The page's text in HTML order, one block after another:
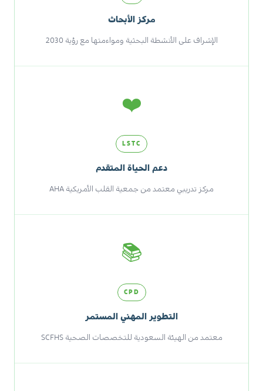
مركز الأبحاث
الإشراف على الأنشطة البحثية ومواءمتها مع رؤية 2030
❤️
LSTC
دعم الحياة المتقدم
مركز تدريبي معتمد من جمعية القلب الأمريكية AHA
📚
CPD
التطوير المهني المستمر
معتمد من الهيئة السعودية للتخصصات الصحية SCFHS